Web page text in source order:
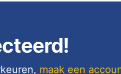
maak een